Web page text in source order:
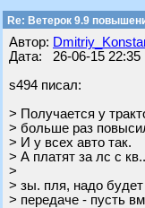
Re: Ветерок 9.9
Автор:
Дата: 26-06-15 22:35
s494 писал:
> Получается у
> больше раз
> И у всех авто так.
> А платят за лс с
>
> зы. пля, надо
> передаче - пусть